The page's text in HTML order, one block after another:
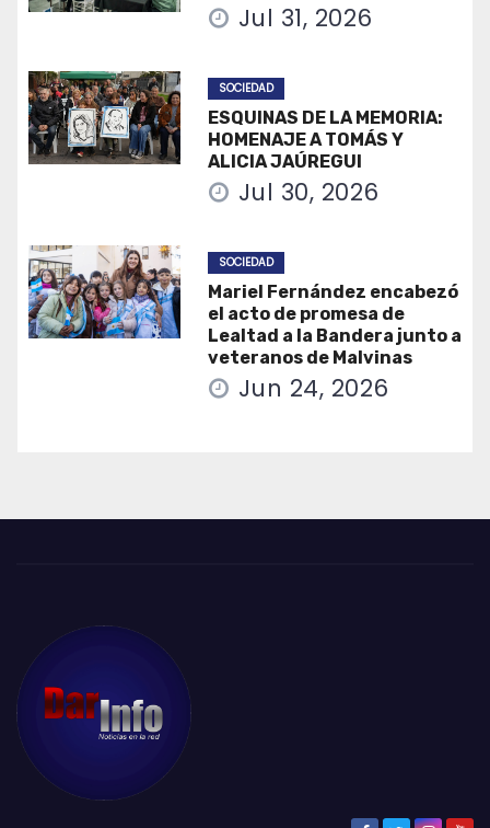
Jul 31, 2026
SOCIEDAD
ESQUINAS DE LA MEMORIA:
HOMENAJE A TOMÁS Y
ALICIA JAÚREGUI
Jul 30, 2026
SOCIEDAD
Mariel Fernández encabezó
el acto de promesa de
Lealtad a la Bandera junto a
veteranos de Malvinas
Jun 24, 2026